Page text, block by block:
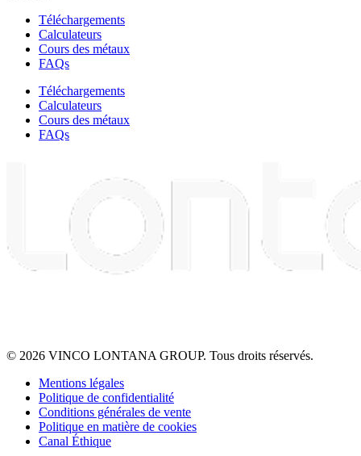
Téléchargements
Calculateurs
Cours des métaux
FAQs
Téléchargements
Calculateurs
Cours des métaux
FAQs
© 2026 VINCO LONTANA GROUP. Tous droits réservés.
Mentions légales
Politique de confidentialité
Conditions générales de vente
Politique en matière de cookies
Canal Éthique